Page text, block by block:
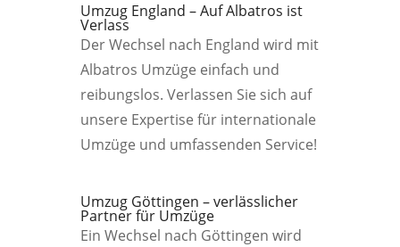
Umzug England – Auf Albatros ist
Verlass
Der Wechsel nach England wird mit
Albatros Umzüge einfach und
reibungslos. Verlassen Sie sich auf
unsere Expertise für internationale
Umzüge und umfassenden Service!
Umzug Göttingen – verlässlicher
Partner für Umzüge
Ein Wechsel nach Göttingen wird